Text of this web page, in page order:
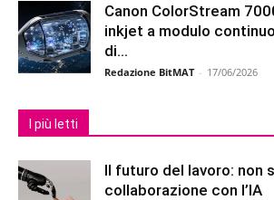
Canon ColorStream
inkjet a modulo
di...
Redazione BitMAT - 17/06/2026
I più letti
Il futuro del lavoro: non
collaborazione con l’IA